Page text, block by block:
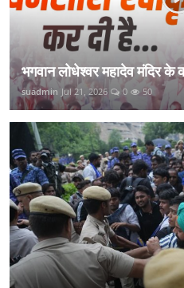
भगवान लोधेश्वर महादेव मंदिर के
suadmin Jul 21, 2026 0 50